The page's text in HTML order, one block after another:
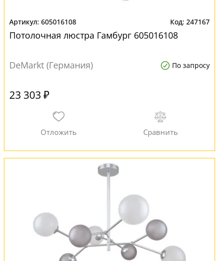
605016108 247167
Потолочная люстра Гамбург 605016108
DeMarkt (Германия) По запросу
23 303 ₽